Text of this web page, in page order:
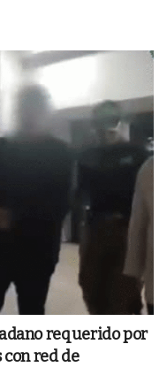
requerido por
red de